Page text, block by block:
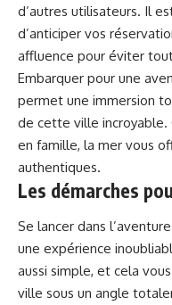
d’autres utilisateurs. Il
d’anticiper vos
affluence pour éviter
Embarquer pour une
permet une immersion
de cette ville incroyable.
en famille, la mer vous
authentiques.
Les démarches
Se lancer dans
une expérience
aussi simple, et cela
ville sous un angle